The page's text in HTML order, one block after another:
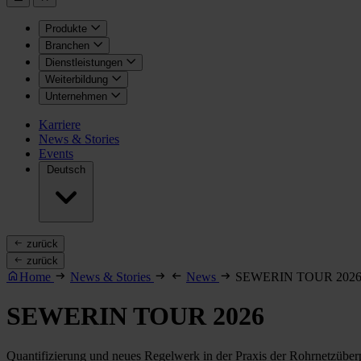
Produkte
Branchen
Dienstleistungen
Weiterbildung
Unternehmen
Karriere
News & Stories
Events
Deutsch
zurück
zurück
Home News & Stories News SEWERIN TOUR 2026
SEWERIN TOUR 2026
Quantifizierung und neues Regelwerk in der Praxis der